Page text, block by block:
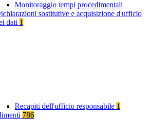
Monitoraggio tempi procedimentali
sostitutive e acquisizione d'ufficio
dati 1
Recapiti dell'ufficio responsabile 1
786